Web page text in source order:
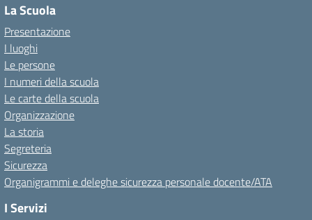
La Scuola
Presentazione
I luoghi
Le persone
I numeri della scuola
Le carte della scuola
Organizzazione
La storia
Segreteria
Sicurezza
Organigrammi e deleghe sicurezza personale docente/ATA
I Servizi